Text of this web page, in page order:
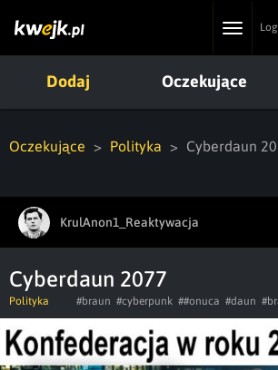
Toggle
Dodaj Oczekujące
Oczekujące Polityka Cyberdaun
KrulAnon1_Reaktywacja
Cyberdaun 2077
Polityka #braun #cyberpunk ##onuca #daun